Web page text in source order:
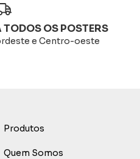
TODOS OS POSTERS
e Centro-oeste
Produtos
Quem Somos